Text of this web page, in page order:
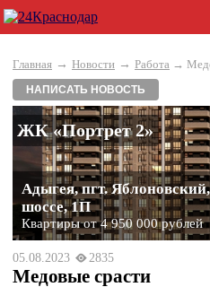
Главная → Новости → Работа →
НАПИСАТЬ НОВОСТЬ
ЖК «Портрет 2»
Адыгея, пгт.
шоссе, 1П
Квартиры от 4 950 000 рублей
05.08.2023 2835
Медовые срасти